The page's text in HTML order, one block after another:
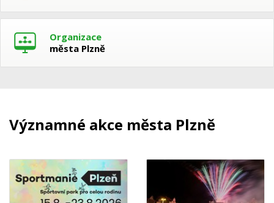
Organizace
města Plzně
Významné akce města Plzně